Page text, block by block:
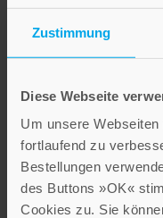
Zustimmung
Diese Webseite
Um unsere
fortlaufend zu
Bestellungen
des Buttons »OK«
Cookies zu. Sie
Die Tätigkeit des Rates der
Europäischen
Bischofskonferenzen
1996
28,00 €
IN DEN WARENKORB